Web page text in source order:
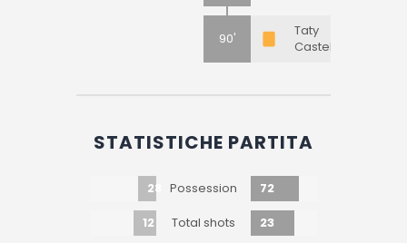
90'
Taty
Castellanos
STATISTICHE PARTITA
28 Possession
72
12
Total shots 23